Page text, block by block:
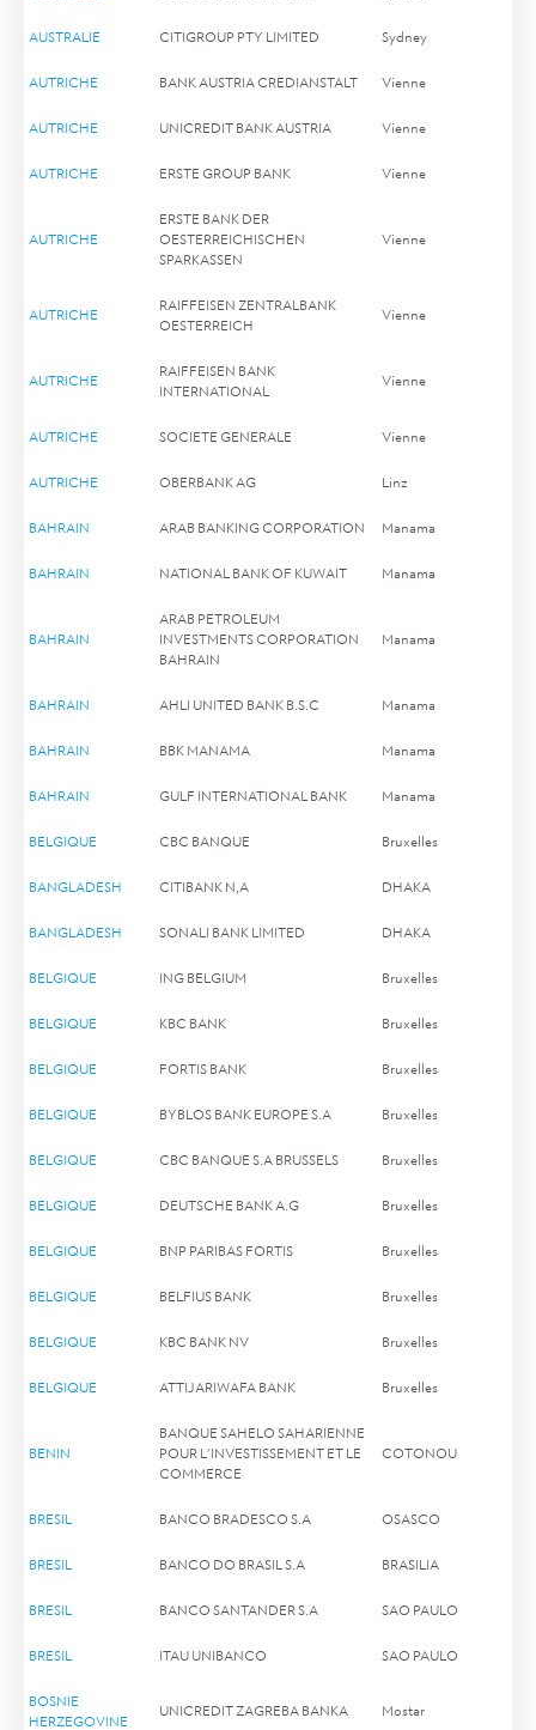
AUSTRALIE CITIGROUP PTY LIMITED Sydney
AUTRICHE BANK AUSTRIA CREDIANSTALT Vienne
AUTRICHE UNICREDIT BANK AUSTRIA Vienne
AUTRICHE ERSTE GROUP BANK Vienne
AUTRICHE
ERSTE BANK DER
OESTERREICHISCHEN
SPARKASSEN
Vienne
AUTRICHE
RAIFFEISEN ZENTRALBANK
OESTERREICH
Vienne
AUTRICHE
RAIFFEISEN BANK
INTERNATIONAL
Vienne
AUTRICHE SOCIETE GENERALE Vienne
AUTRICHE OBERBANK AG Linz
BAHRAIN ARAB BANKING CORPORATION Manama
BAHRAIN NATIONAL BANK OF KUWAIT Manama
BAHRAIN
ARAB PETROLEUM
INVESTMENTS CORPORATION
BAHRAIN
Manama
BAHRAIN AHLI UNITED BANK B.S.C Manama
BAHRAIN BBK MANAMA Manama
BAHRAIN GULF INTERNATIONAL BANK Manama
BELGIQUE CBC BANQUE Bruxelles
BANGLADESH CITIBANK N,A DHAKA
BANGLADESH SONALI BANK LIMITED DHAKA
BELGIQUE ING BELGIUM Bruxelles
BELGIQUE KBC BANK Bruxelles
BELGIQUE FORTIS BANK Bruxelles
BELGIQUE BYBLOS BANK EUROPE S.A Bruxelles
BELGIQUE CBC BANQUE S.A BRUSSELS Bruxelles
BELGIQUE DEUTSCHE BANK A.G Bruxelles
BELGIQUE BNP PARIBAS FORTIS Bruxelles
BELGIQUE BELFIUS BANK Bruxelles
BELGIQUE KBC BANK NV Bruxelles
BELGIQUE ATTIJARIWAFA BANK Bruxelles
BENIN
BANQUE SAHELO SAHARIENNE
POUR L'INVESTISSEMENT ET LE
COMMERCE
COTONOU
BRESIL BANCO BRADESCO S.A OSASCO
BRESIL BANCO DO BRASIL S.A BRASILIA
BRESIL BANCO SANTANDER S.A SAO PAULO
BRESIL ITAU UNIBANCO SAO PAULO
BOSNIE
HERZEGOVINE
UNICREDIT ZAGREBA BANKA Mostar